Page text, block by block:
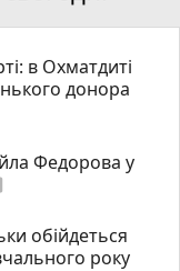
в Охматдиті
донора
Федорова у
обійдеться
року